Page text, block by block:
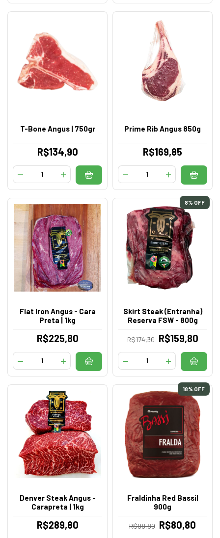
T-Bone Angus | 750gr
R$134,90
Prime Rib Angus 850g
R$169,85
Flat Iron Angus - Cara
Preta | 1kg
R$225,80
8% OFF
Skirt Steak (Entranha)
Reserva FSW - 800g
R$174,30 R$159,80
Denver Steak Angus -
Carapreta | 1kg
R$289,80
18% OFF
Fraldinha Red Bassi|
900g
R$98,80 R$80,80